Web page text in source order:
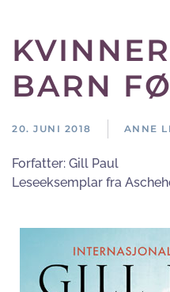
BARN
20. JUNI 2018 ANNE
Forfatter: Gill Paul
Leseeksemplar fra